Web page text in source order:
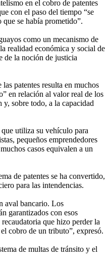
en el cobro de patentes
con el paso del tiempo “se
se había prometido”.
como un mecanismo de
realidad económica y social de
de la noción de justicia
patentes resulta en muchos
en relación al valor real de los
sobre todo, a la capacidad
utiliza su vehículo para
pequeños emprendedores
casos equivalen a un
de patentes se ha convertido,
para las intendencias.
aval bancario. Los
garantizados con esos
que hizo perder la
cobro de un tributo”, expresó.
de multas de tránsito y el